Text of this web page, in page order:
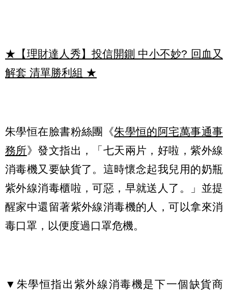
★【理財達人秀】投信開鍘 中小不妙? 回血又
解套 清單勝利組 ★
朱學恒在臉書粉絲團《朱學恒的阿宅萬事通事
務所》發文指出，「七天兩片，好啦，紫外線
消毒機又要缺貨了。這時懷念起我兒用的奶瓶
紫外線消毒櫃啦，可惡，早就送人了。」並提
醒家中還留著紫外線消毒機的人，可以拿來消
毒口罩，以便度過口罩危機。
▼朱學恒指出紫外線消毒機是下一個缺貨商